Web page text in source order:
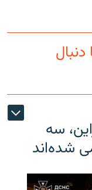
سه
شده‌اند